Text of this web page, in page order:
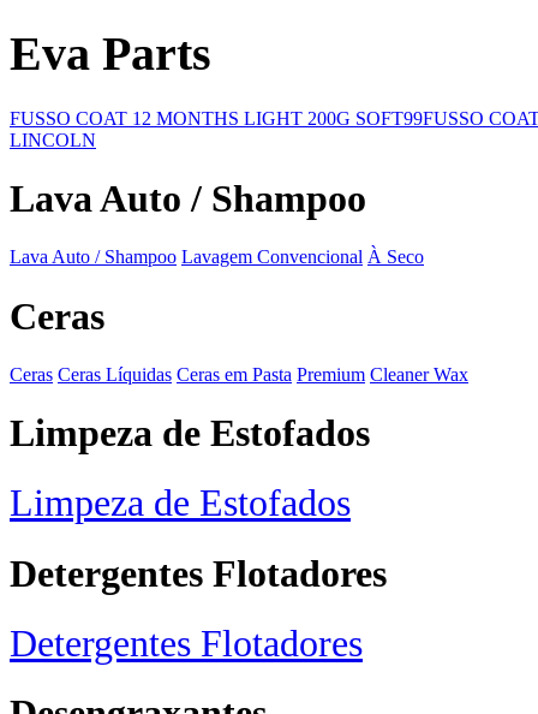
Eva Parts
FUSSO COAT 12 MONTHS LIGHT 200G SOFT99FUSSO
LINCOLN
Lava Auto / Shampoo
Lava Auto / Shampoo Lavagem Convencional À Seco
Ceras
Ceras Ceras Líquidas Ceras em Pasta Premium Cleaner Wax
Limpeza de Estofados
Limpeza de Estofados
Detergentes Flotadores
Detergentes Flotadores